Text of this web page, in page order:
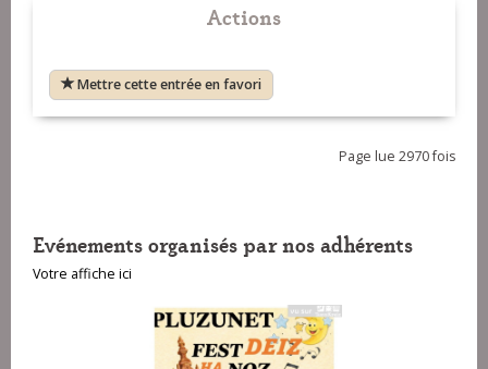
Actions
Mettre cette entrée en favori
Page lue 2970 fois
Evénements organisés par nos adhérents
Votre affiche ici